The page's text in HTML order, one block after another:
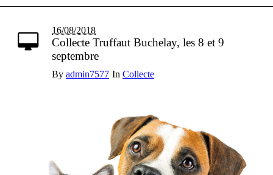
16/08/2018
Collecte Truffaut Buchelay, les 8 et 9
septembre
By admin7577 In Collecte